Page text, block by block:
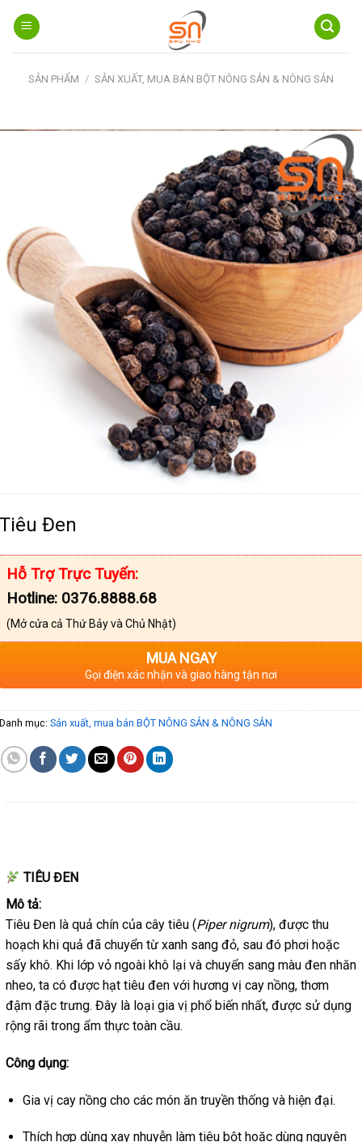
content
SẢN PHẨM / SẢN XUẤT, MUA BÁN BỘT NÔNG SẢN & NÔNG SẢN
Tiêu Đen
Hỗ Trợ Trực Tuyến:
Hotline: 0376.8888.68
(Mở cửa cả Thứ Bảy và Chủ Nhật)
MUA NGAY
Gọi điện xác nhận và giao hàng tận nơi
Danh mục: Sản xuất, mua bán BỘT NÔNG SẢN & NÔNG SẢN
TIÊU ĐEN
Mô tả:
Tiêu Đen là quả chín của cây tiêu (Piper nigrum), được thu
hoạch khi quả đã chuyển từ xanh sang đỏ, sau đó phơi hoặc
sấy khô. Khi lớp vỏ ngoài khô lại và chuyển sang màu đen nhăn
nheo, ta có được hạt tiêu đen với hương vị cay nồng, thơm
đậm đặc trưng. Đây là loại gia vị phổ biến nhất, được sử dụng
rộng rãi trong ẩm thực toàn cầu.
Công dụng:
Gia vị cay nồng cho các món ăn truyền thống và hiện đại.
Thích hợp dùng xay nhuyễn làm tiêu bột hoặc dùng nguyên